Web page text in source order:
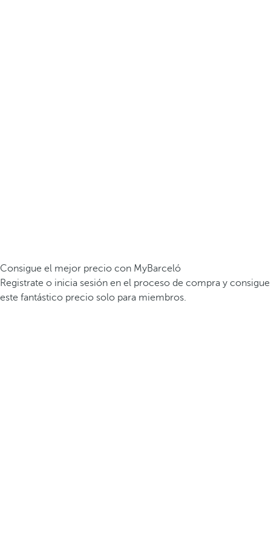
Consigue el mejor precio con MyBarceló
Registrate o inicia sesión en el proceso de compra y consigue
este fantástico precio solo para miembros.